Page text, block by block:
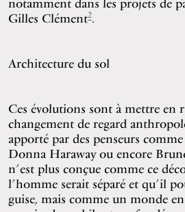
notamment dans les projets de
Gilles Clément2.
Architecture du sol
Ces évolutions sont à mettre en
changement de regard
apporté par des penseurs
Donna Haraway ou encore
n’est plus conçue comme ce
l’homme serait séparé et qu’il
guise, mais comme un monde